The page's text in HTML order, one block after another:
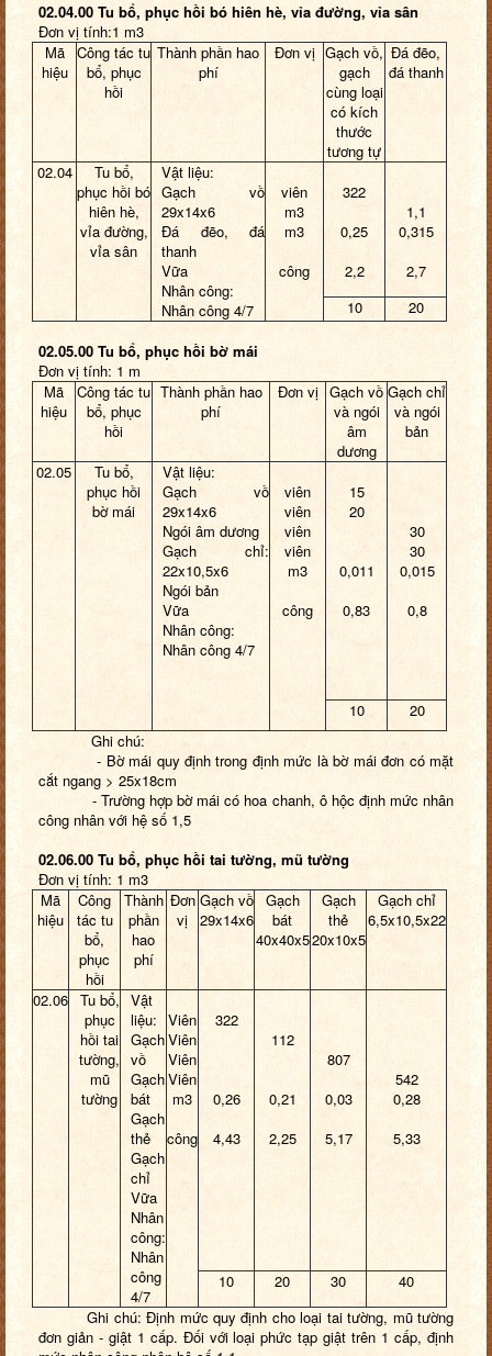
02.04.00 Tu bổ, phục hồi bó hiên hè, vỉa đường, vỉa sân
Đơn vị tính:1 m3
Mã
hiệu
Công tác tu
bổ, phục
hồi
Thành phần hao
phí
Đơn vị Gạch vồ,
gạch
cùng loại
có kích
thước
tương tự
Đá đẽo,
đá thanh
02.04
Tu bổ,
phục hồi bó
hiên hè,
vỉa đường,
vỉa sân
Vật liệu:
Gạch vồ
29x14x6
Đá đẽo, đá
thanh
Vữa
Nhân công:
Nhân công 4/7
viên
m3
m3
công
322
0,25
2,2
1,1
0,315
2,7
10
20
02.05.00 Tu bổ, phục hồi bờ mái
Đơn vị tính: 1 m
Mã
hiệu
Công tác tu
bổ, phục
hồi
Thành phần hao
phí
Đơn vị Gạch vồ
và ngói
âm
dương
Gạch chỉ
và ngói
bản
02.05
Tu bổ,
phục hồi
bờ mái
Vật liệu:
Gạch vồ
29x14x6
Ngói âm dương
Gạch chỉ:
22x10,5x6
Ngói bản
Vữa
Nhân công:
Nhân công 4/7
viên
viên
viên
viên
m3
công
15
20
0,011
0,83
30
30
0,015
0,8
10
20
Ghi chú:
- Bờ mái quy định trong định mức là bờ mái đơn có mặt
cắt ngang > 25x18cm
- Trường hợp bờ mái có hoa chanh, ô hộc định mức nhân
công nhân với hệ số 1,5
02.06.00 Tu bổ, phục hồi tai tường, mũ tường
Đơn vị tính: 1 m3
Mã
hiệu
Công
tác tu
bổ,
phục
hồi
Thành
phần
hao
phí
Đơn
vị
Gạch vồ
29x14x6
Gạch
bát
40x40x5
Gạch
thẻ
20x10x5
Gạch chỉ
6,5x10,5x22
02.06 Tu bổ,
phục
hồi tai
tường,
mũ
tường
Vật
liệu:
Gạch
vồ
Gạch
bát
Gạch
thẻ
Gạch
chỉ
Vữa
Nhân
công:
Nhân
công
4/7
Viên
Viên
Viên
Viên
m3
công
322
0,26
4,43
112
0,21
2,25
807
0,03
5,17
542
0,28
5,33
10 20 30
40
Ghi chú: Định mức quy định cho loại tai tường, mũ tường
đơn giản - giật 1 cấp. Đối với loại phức tạp giật trên 1 cấp, định